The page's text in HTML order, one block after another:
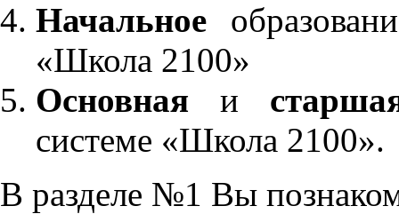
Начальное
«Школа 2100»
Основнаяи
системе «Школа 2100».
В разделе №1 Вы